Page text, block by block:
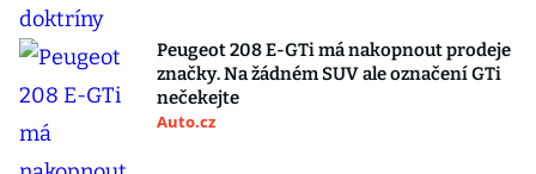
Peugeot 208 E-GTi má nakopnout prodeje
značky. Na žádném SUV ale označení GTi
nečekejte
Auto.cz